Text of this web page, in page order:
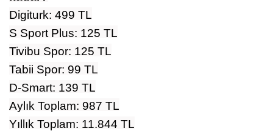
Digiturk: 499 TL
S Sport Plus: 125 TL
Tivibu Spor: 125 TL
Tabii Spor: 99 TL
D-Smart: 139 TL
Aylık Toplam: 987 TL
Yıllık Toplam: 11.844 TL